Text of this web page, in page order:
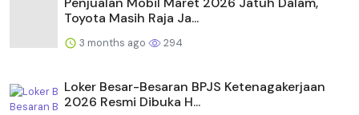
Toyota Masih Raja Ja...
3 months ago 294
Loker Besar-Besaran BPJS Ketenagakerjaan
2026 Resmi Dibuka H...